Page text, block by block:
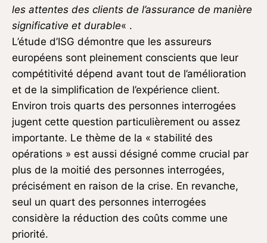
les attentes des clients de l’assurance de manière
significative et durable« .
L’étude d’ISG démontre que les assureurs
européens sont pleinement conscients que leur
compétitivité dépend avant tout de l’amélioration
et de la simplification de l’expérience client.
Environ trois quarts des personnes interrogées
jugent cette question particulièrement ou assez
importante. Le thème de la « stabilité des
opérations » est aussi désigné comme crucial par
plus de la moitié des personnes interrogées,
précisément en raison de la crise. En revanche,
seul un quart des personnes interrogées
considère la réduction des coûts comme une
priorité.